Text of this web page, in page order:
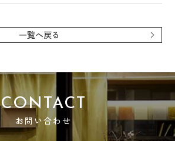
一覧へ戻る
CONTACT
お問い合わせ